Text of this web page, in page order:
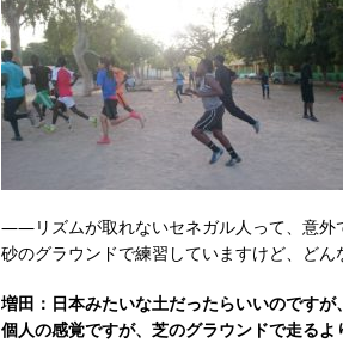
――リズムが取れないセネガル人って、意外
砂のグラウンドで練習していますけど、どん
増田：日本みたいな土だったらいいのです
個人の感覚ですが、芝のグラウンドで走るよ